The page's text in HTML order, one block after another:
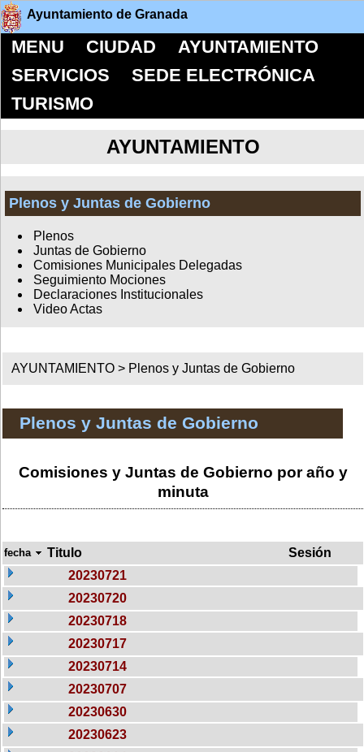
Ayuntamiento de Granada
MENU CIUDAD
AYUNTAMIENTO
SERVICIOS
SEDE ELECTRÓNICA
TURISMO
AYUNTAMIENTO
Plenos y Juntas de Gobierno
Plenos
Juntas de Gobierno
Comisiones Municipales Delegadas
Seguimiento Mociones
Declaraciones Institucionales
Video Actas
AYUNTAMIENTO > Plenos y Juntas de Gobierno
Plenos y Juntas de Gobierno
Comisiones y Juntas de Gobierno por año y
minuta
fecha Titulo
Sesión
20230721
20230720
20230718
20230717
20230714
20230707
20230630
20230623